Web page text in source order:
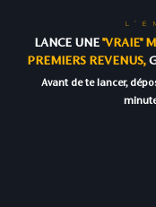
LANCE UNE"VRAIE"
PREMIERS REVENUS,
Avant de te lancer,